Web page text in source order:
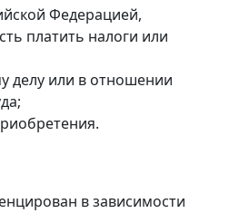
Федерацией,
платить налоги или
делу или в отношении
в зависимости